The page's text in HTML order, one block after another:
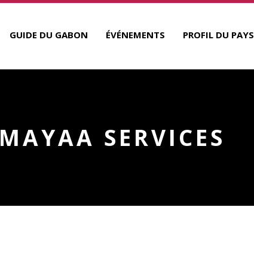
GUIDE DU GABON ÉVÉNEMENTS PROFIL DU PAYS
MAYAA SERVICES